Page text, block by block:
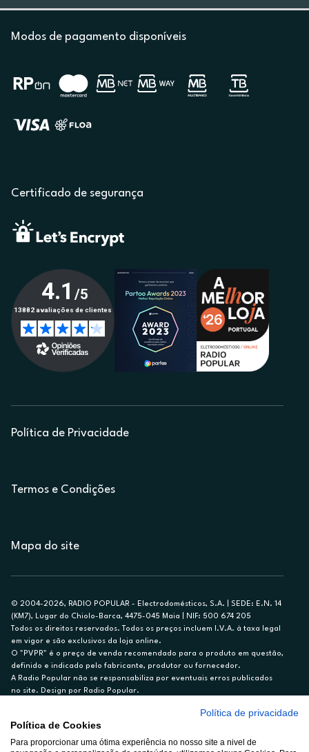
Modos de pagamento disponíveis
Certificado de segurança
Política de Privacidade
Termos e Condições
Mapa do site
© 2004-2026, RADIO POPULAR - Electrodomésticos, S.A. | SEDE: E.N. 14
(KM7), Lugar do Chiolo-Barca, 4475-045 Maia | NIF: 500 674 205
Todos os direitos reservados. Todos os preços incluem I.V.A. à taxa legal
em vigor e são exclusivos da loja online.
O "PVPR" é o preço de venda recomendado para o produto em questão,
definido e indicado pelo fabricante, produtor ou fornecedor.
A Radio Popular não se responsabiliza por eventuais erros publicados
no site. Design por Radio Popular.
Ex. para limite de crédito de €1.500, reembolsado em 12 meses, TAN
14,79%.
Política de privacidade
Política de Cookies
Para proporcionar uma ótima experiência no nosso site a nivel de